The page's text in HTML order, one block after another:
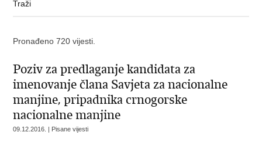
Pronađeno 720 vijesti.
Poziv za predlaganje kandidata za
imenovanje člana Savjeta za nacionalne
manjine, pripadnika crnogorske
nacionalne manjine
09.12.2016. | Pisane vijesti